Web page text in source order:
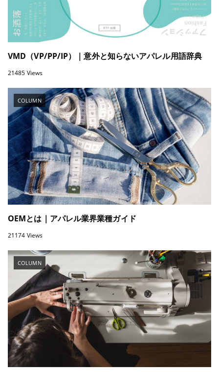
VMD（VP/PP/IP）｜意外と知らないアパレル用語辞典
21485 Views
COLUMN
OEMとは｜アパレル業界業種ガイド
21174 Views
COLUMN